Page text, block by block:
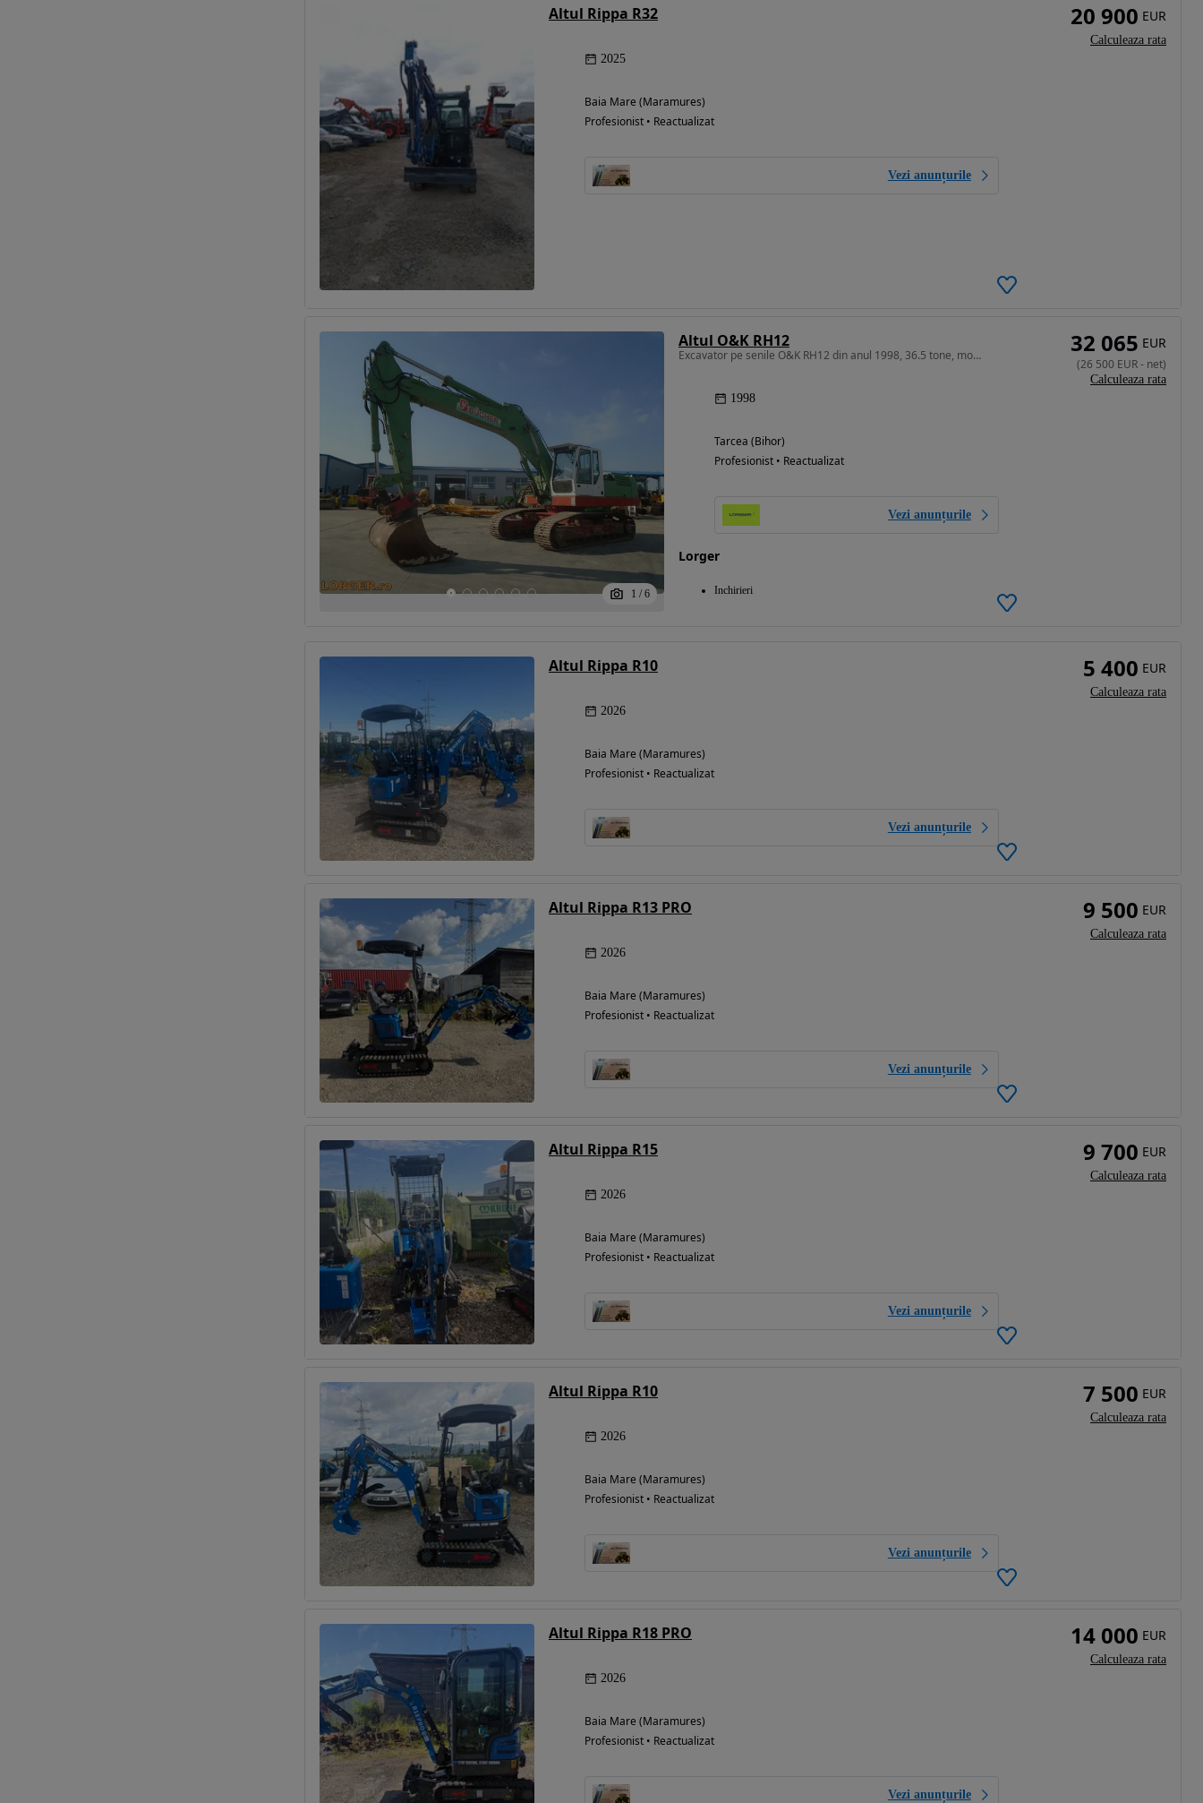
Altul Rippa R32
2025
Baia Mare (Maramures)
Profesionist • Reactualizat
Vezi anunțurile
20 900 EUR
Calculeaza rata
1 / 6
Altul O&K RH12
Excavator pe senile O&K RH12 din anul 1998, 36.5 tone, motor de 230 CP
1998
Tarcea (Bihor)
Profesionist • Reactualizat
Vezi anunțurile
Lorger
Inchirieri
32 065 EUR
(26 500 EUR- net)
Calculeaza rata
Altul Rippa R10
2026
Baia Mare (Maramures)
Profesionist • Reactualizat
Vezi anunțurile
5 400 EUR
Calculeaza rata
Altul Rippa R13 PRO
2026
Baia Mare (Maramures)
Profesionist • Reactualizat
Vezi anunțurile
9 500 EUR
Calculeaza rata
Altul Rippa R15
2026
Baia Mare (Maramures)
Profesionist • Reactualizat
Vezi anunțurile
9 700 EUR
Calculeaza rata
Altul Rippa R10
2026
Baia Mare (Maramures)
Profesionist • Reactualizat
Vezi anunțurile
7 500 EUR
Calculeaza rata
Altul Rippa R18 PRO
2026
Baia Mare (Maramures)
Profesionist • Reactualizat
Vezi anunțurile
14 000 EUR
Calculeaza rata